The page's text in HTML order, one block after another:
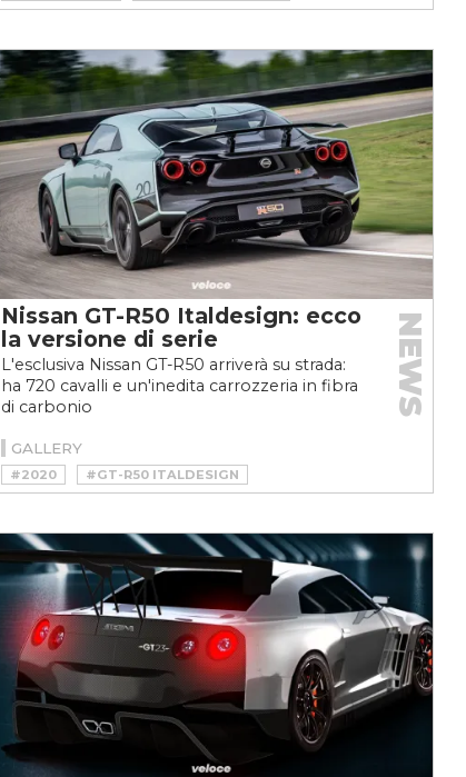
#NISSAN GT-R NISMO
#NUOVA NISSAN GT-R
Nissan GT-R50 Italdesign: ecco
la versione di serie
L'esclusiva Nissan GT-R50 arriverà su strada:
ha 720 cavalli e un'inedita carrozzeria in fibra
di carbonio
NEWS
GALLERY
#2020
#GT-R50 ITALDESIGN
#ITALDESIGN
#NISSAN GT-R
#SUPERCAR